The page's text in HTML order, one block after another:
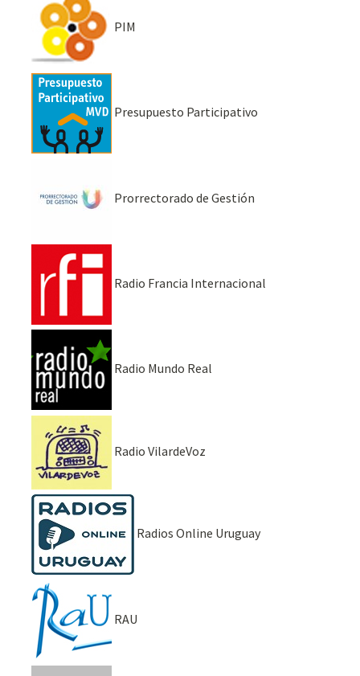
PIM
Presupuesto Participativo
Prorrectorado de Gestión
Radio Francia Internacional
Radio Mundo Real
Radio VilardeVoz
Radios Online Uruguay
RAU